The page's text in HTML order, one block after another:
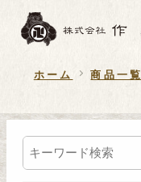
ホーム 商品一覧